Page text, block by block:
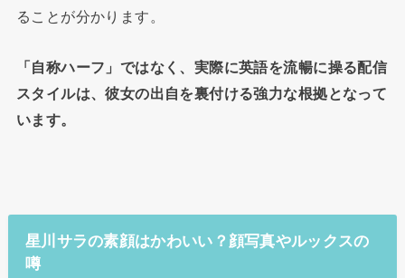
ることが分かります。
「自称ハーフ」ではなく、実際に英語を流暢に操る配信
スタイルは、彼女の出自を裏付ける強力な根拠となって
います。
星川サラの素顔はかわいい？顔写真やルックスの
噂